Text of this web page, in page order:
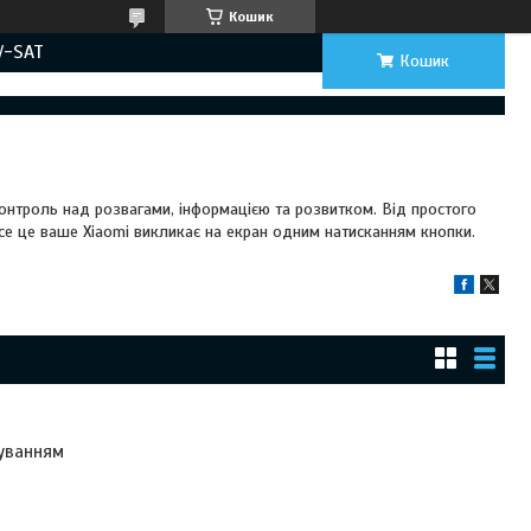
Кошик
SAT Кошик
над розвагами, інформацією та розвитком. Від простого
це ваше Xiaomi викликає на екран одним натисканням кнопки.